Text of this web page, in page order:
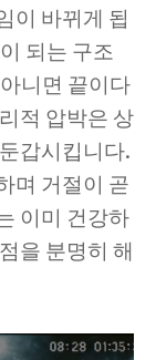
이 바뀌게 됩
되는 구조
니면 끝이다
적 압박은 상
갑시킵니다.
며 거절이 곧
이미 건강하
을 분명히 해